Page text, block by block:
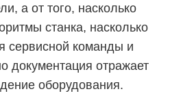
а от того, насколько
станка, насколько
сервисной команды и
документация отражает
оборудования.